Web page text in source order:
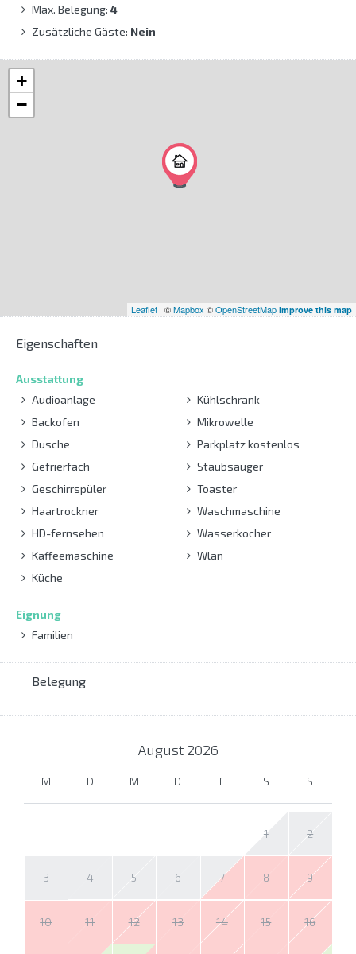
Max. Belegung: 4
Zusätzliche Gäste: Nein
+
−
Leaflet | ©Mapbox ©OpenStreetMap Improve this map
Eigenschaften
Ausstattung
Audioanlage
Backofen
Dusche
Gefrierfach
Geschirrspüler
Haartrockner
HD-fernsehen
Kaffeemaschine
Küche
Kühlschrank
Mikrowelle
Parkplatz kostenlos
Staubsauger
Toaster
Waschmaschine
Wasserkocher
Wlan
Eignung
Familien
Belegung
August 2026
M D M D F S S
1 2
3 4 5 6 7 8 9
10 11 12 13 14 15 16